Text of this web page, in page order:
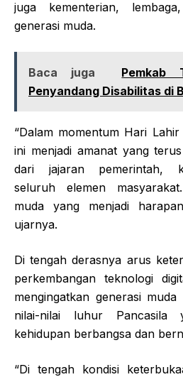
juga kementerian,
generasi muda.
Baca juga
Pemkab
Penyandang Disabilitas di
“Dalam momentum Hari
ini menjadi amanat yang
dari jajaran pemerintah,
seluruh elemen
muda yang menjadi
ujarnya.
Di tengah derasnya arus
perkembangan teknologi
mengingatkan generasi
nilai-nilai luhur Pancasila
kehidupan berbangsa dan
“Di tengah kondisi